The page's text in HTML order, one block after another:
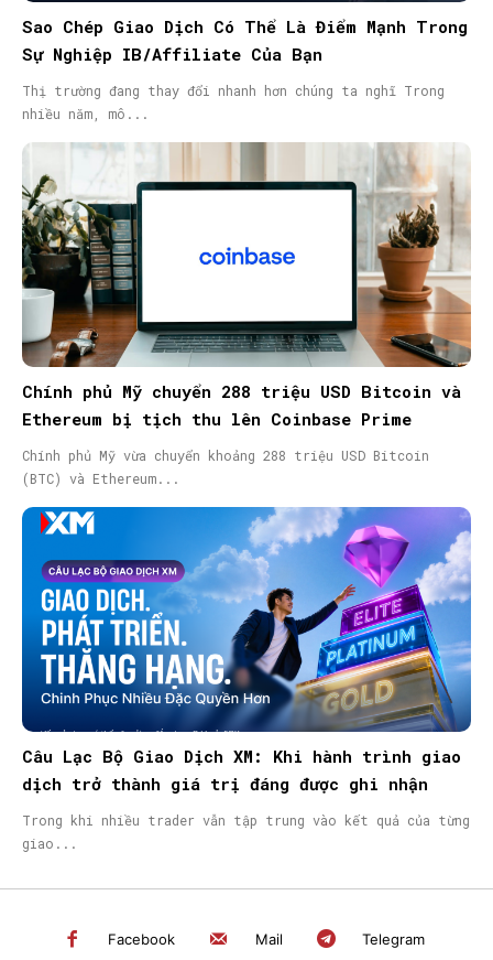
Sao Chép Giao Dịch Có Thể Là Điểm Mạnh Trong
Sự Nghiệp IB/Affiliate Của Bạn
Thị trường đang thay đổi nhanh hơn chúng ta nghĩ Trong
nhiều năm, mô...
Chính phủ Mỹ chuyển 288 triệu USD Bitcoin và
Ethereum bị tịch thu lên Coinbase Prime
Chính phủ Mỹ vừa chuyển khoảng 288 triệu USD Bitcoin
(BTC) và Ethereum...
Câu Lạc Bộ Giao Dịch XM: Khi hành trình giao
dịch trở thành giá trị đáng được ghi nhận
Trong khi nhiều trader vẫn tập trung vào kết quả của từng
giao...
Facebook Mail Telegram